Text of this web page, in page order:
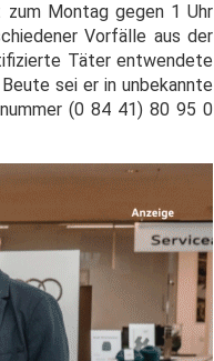
zum Montag gegen 1 Uhr
Vorfälle aus der
Täter entwendete
sei er in unbekannte
(0 84 41) 80 95 0